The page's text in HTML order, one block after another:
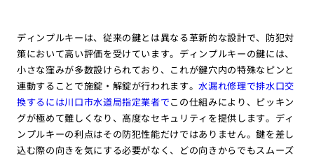
ディンプルキーは、従来の鍵とは異なる革新的な設計で、防犯対
策において高い評価を受けています。ディンプルキーの鍵には、
小さな窪みが多数設けられており、これが鍵穴内の特殊なピンと
連動することで施錠・解錠が行われます。水漏れ修理で排水口交
換するには川口市水道局指定業者でこの仕組みにより、ピッキン
グが極めて難しくなり、高度なセキュリティを提供します。ディ
ンプルキーの利点はその防犯性能だけではありません。鍵を差し
込む際の向きを気にする必要がなく、どの向きからでもスムーズ